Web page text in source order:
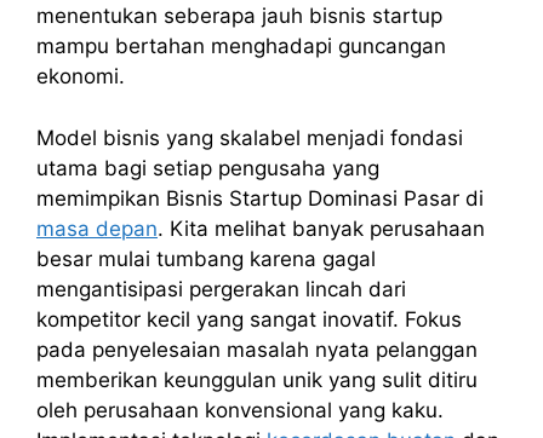
menentukan seberapa jauh bisnis startup
mampu bertahan menghadapi guncangan
ekonomi.
Model bisnis yang skalabel menjadi fondasi
utama bagi setiap pengusaha yang
memimpikan Bisnis Startup Dominasi Pasar di
masa depan. Kita melihat banyak perusahaan
besar mulai tumbang karena gagal
mengantisipasi pergerakan lincah dari
kompetitor kecil yang sangat inovatif. Fokus
pada penyelesaian masalah nyata pelanggan
memberikan keunggulan unik yang sulit ditiru
oleh perusahaan konvensional yang kaku.